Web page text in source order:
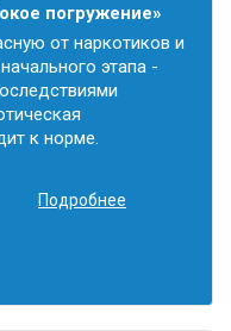
погружение»
от наркотиков и
этапа -
к норме.
Подробнее